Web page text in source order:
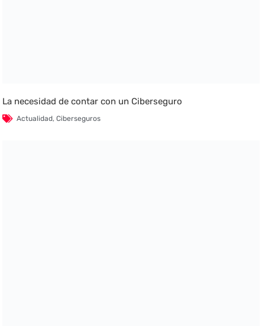
La necesidad de contar con un Ciberseguro
Actualidad,Ciberseguros